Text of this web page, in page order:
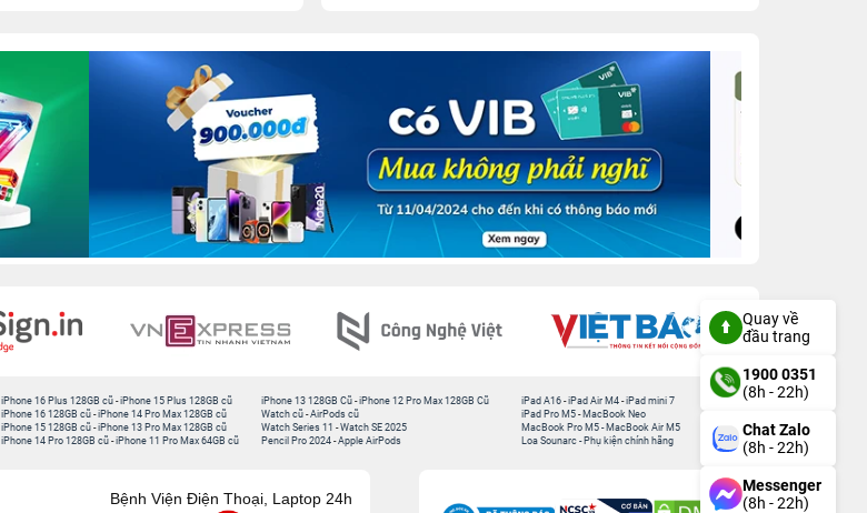
iPhone 16 Plus 128GB cũ -iPhone 15 Plus 128GB cũ
iPhone 16 128GB cũ -iPhone 14 Pro Max 128GB cũ
iPhone 15 128GB cũ -iPhone 13 Pro Max 128GB cũ
iPhone 14 Pro 128GB cũ -iPhone 11 Pro Max 64GB cũ
iPhone 13 128GB Cũ -iPhone 12 Pro Max 128GB Cũ
Watch cũ -AirPods cũ
Watch Series 11 -Watch SE 2025
Pencil Pro 2024 -Apple AirPods
iPad A16 -iPad Air M4 -iPad mini 7
iPad Pro M5 - MacBook Neo
MacBook Pro M5 - MacBook Air M5
Loa Sounarc - Phụ kiện chính hãng
Bệnh Viện Điện Thoại, Laptop 24h
Quay về
đầu trang
1900 0351
(8h - 22h)
Chat Zalo
(8h - 22h)
Messenger
(8h - 22h)